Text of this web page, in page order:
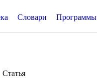
Словари Программы
Статья